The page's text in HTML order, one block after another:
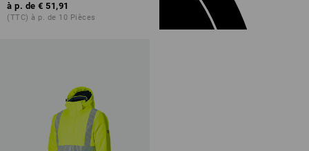
à p. de € 51,91
(TTC) à p. de 10 Pièces